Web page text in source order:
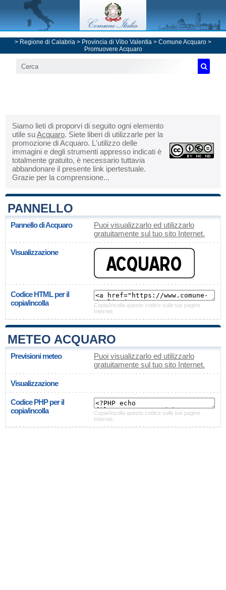
> Regione di Calabria > Provincia di Vibo Valentia > Comune Acquaro >
Promuovere Acquaro
Siamo lieti di proporvi di seguito ogni elemento
utile suAcquaro. Siete liberi di utilizzarle per la
promozione di Acquaro. L'utilizzo delle
immagini e degli strumenti appresso indicati è
totalmente gratuito, è necessario tuttavia
abbandonare il presente link ipertestuale.
Grazie per la comprensione...
PANNELLO
Pannello di Acquaro
Puoi visualizzarlo ed utilizzarlo
gratuitamente sul tuo sito Internet.
Visualizzazione
Codice HTML per il
copia/incolla
Copia/Incolla questo codice sulle tue pagine
Internet.
METEO ACQUARO
Previsioni meteo
Puoi visualizzarlo ed utilizzarlo
gratuitamente sul tuo sito Internet.
Visualizzazione
Codice PHP per il
copia/incolla
Copia/Incolla questo codice sulle tue pagine
Internet.